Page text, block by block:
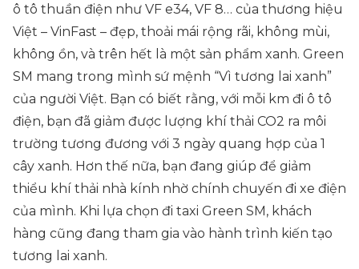
ô tô thuần điện như VF e34, VF 8… của thương hiệu
Việt – VinFast – đẹp, thoải mái rộng rãi, không mùi,
không ồn, và trên hết là một sản phẩm xanh. Green
SM mang trong mình sứ mệnh “Vì tương lai xanh”
của người Việt. Bạn có biết rằng, với mỗi km đi ô tô
điện, bạn đã giảm được lượng khí thải CO2 ra môi
trường tương đương với 3 ngày quang hợp của 1
cây xanh. Hơn thế nữa, bạn đang giúp để giảm
thiểu khí thải nhà kính nhờ chính chuyến đi xe điện
của mình. Khi lựa chọn đi taxi Green SM, khách
hàng cũng đang tham gia vào hành trình kiến tạo
tương lai xanh.